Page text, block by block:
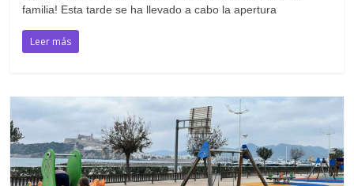
familia! Esta tarde se ha llevado a cabo la apertura
Leer más